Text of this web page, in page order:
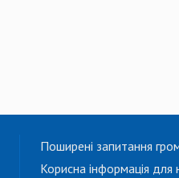
Поширені запитання
Корисна інформація для